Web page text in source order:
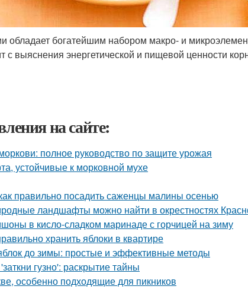
обладает богатейшим набором макро- и
с выяснения энергетической и пищевой ценности
на сайте:
полное руководство по защите урожая
устойчивые к морковной мухе
правильно посадить саженцы малины осенью
ландшафты можно найти в окрестностях
в кисло-сладком маринаде с горчицей на зиму
хранить яблоки в квартире
до зимы: простые и эффективные методы
гузно': раскрытие тайны
особенно подходящие для пикников